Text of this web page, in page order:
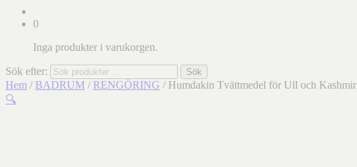
0
Inga produkter i varukorgen.
Sök efter: Sök
Hem / BADRUM / RENGÖRING / Humdakin Tvättmedel för Ull och Kashmir
🔍